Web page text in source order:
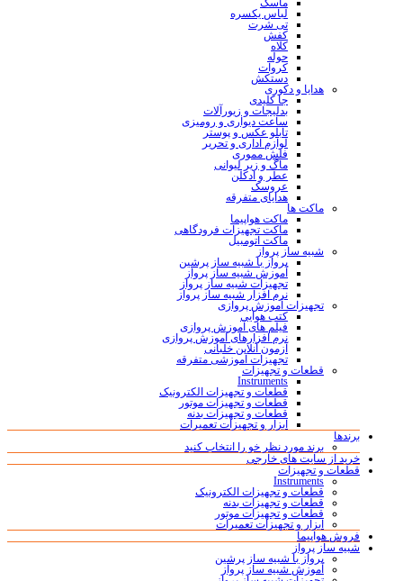
لباس یکسره
تی شرت
کفش
کلاه
حوله
کروات
دستکش
هدایا و دکوری
جا کلیدی
بدلیجات و زیورآلات
ساعت دیواری و رومیزی
تابلو عکس و پوستر
لوازم اداری و تحریر
فلش مموری
ماگ و زیر لیوانی
عطر و ادکلن
عروسک
هدایای متفرقه
ماکت ها
ماکت هواپیما
ماکت تجهیزات فرودگاهی
ماکت اتومبیل
شبیه ساز پرواز
پرواز با شبیه ساز پرشین
آموزش شبیه ساز پرواز
تجهیزات شبیه ساز پرواز
نرم افزار شبیه ساز پرواز
تجهیزات آموزش پروازی
کتب هوایی
فیلم های آموزش پروازی
نرم افزارهای آموزش پروازی
آزمون آنلاین خلبانی
تجهیزات آموزشی متفرقه
قطعات و تجهیزات
Instruments
قطعات و تجهیزات الکترونیک
قطعات و تجهیزات موتور
قطعات و تجهیزات بدنه
ابزار و تجهیزات تعمیرات
برندها
برند مورد نظر خو را انتخاب کنید
خرید از سایت های خارجی
قطعات و تجهیزات
Instruments
قطعات و تجهیزات الکترونیک
قطعات و تجهیزات بدنه
قطعات و تجهیزات موتور
ابزار و تجهیزات تعمیرات
فروش هواپیما
شبیه ساز پرواز
پرواز با شبیه ساز پرشین
آموزش شبیه ساز پرواز